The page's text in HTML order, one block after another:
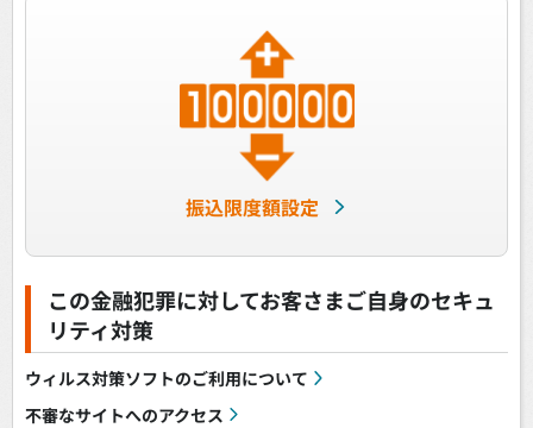
振込限度額設定
この金融犯罪に対してお客さまご自身のセキュ
リティ対策
ウィルス対策ソフトのご利用について
不審なサイトへのアクセス